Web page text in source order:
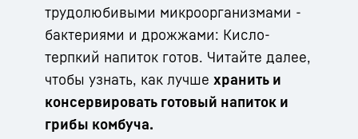
трудолюбивыми микроорганизмами -
бактериями и дрожжами: Кисло-
терпкий напиток готов. Читайте далее,
чтобы узнать, как лучше хранить и
консервировать готовый напиток и
грибы комбуча.